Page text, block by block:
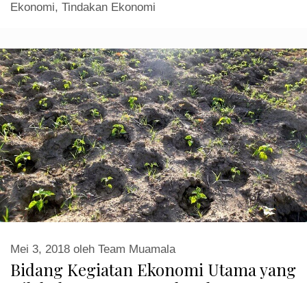
Ekonomi, Tindakan Ekonomi
Bidang Kegiatan Ekonomi Utama yang
Mei 3, 2018 oleh Team Muamala